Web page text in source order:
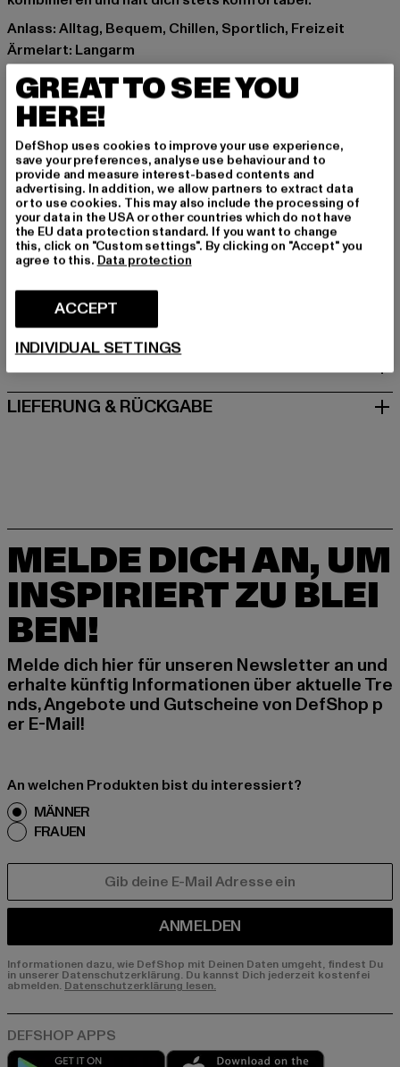
Anlass: Alltag, Bequem, Chillen, Sportlich, Freizeit
Ärmelart: Langarm
Details: Brandlogo, Rippstrickbündchen,
Einschubtaschen
Schnitt: Normal
Marke: UNFAIR ATHLETICS
Kat.: Übergangsjacken
Farbe: blau
Hersteller Farbe: skyblue/royal
Materialzusammensetzung: 100% Polyester
Art.Nr: UNFR26-132-23725
GRÖSSE & PASSFORM
PFLEGEHINWEISE
LIEFERUNG & RÜCKGABE
MELDE DICH AN, UM
INSPIRIERT ZU BLEI
BEN!
Melde dich hier für unseren Newsletter an und
erhalte künftig Informationen über aktuelle Tre
nds, Angebote und Gutscheine von DefShop p
er E-Mail!
An welchen Produkten bist du interessiert?
MÄNNER
FRAUEN
ANMELDEN
Informationen dazu, wie DefShop mit Deinen Daten umgeht, findest Du
in unserer Datenschutzerklärung. Du kannst Dich jederzeit kostenfei
abmelden. Datenschutzerklärung lesen.
Play market
GREAT TO SEE YOU
HERE!
DefShop uses cookies to improve your use experience,
save your preferences, analyse use behaviour and to
provide and measure interest-based contents and
advertising. In addition, we allow partners to extract data
or to use cookies. This may also include the processing of
your data in the USA or other countries which do not have
the EU data protection standard. If you want to change
this, click on "Custom settings". By clicking on "Accept" you
agree to this. Data protection
ACCEPT
INDIVIDUAL SETTINGS